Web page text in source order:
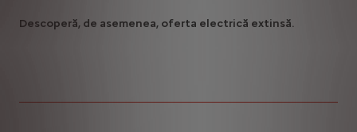
Descoperă, de asemenea, oferta electrică extinsă.